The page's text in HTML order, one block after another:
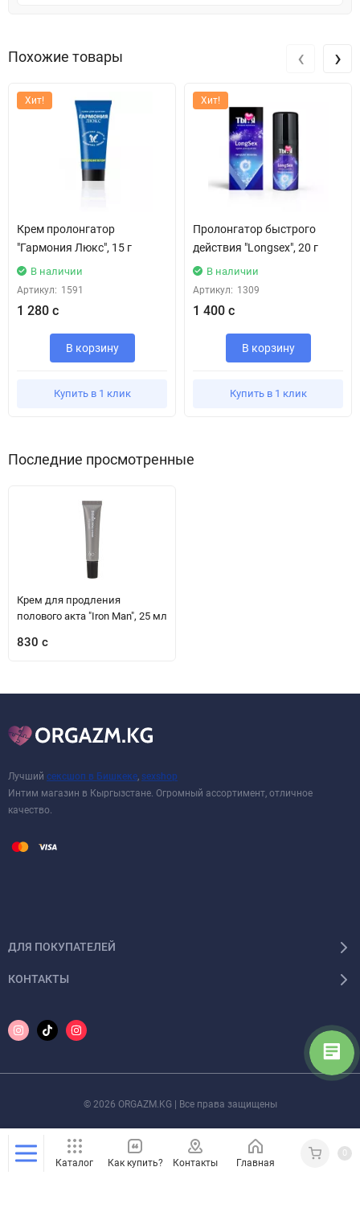
Похожие товары
Хит!
Крем пролонгатор
"Гармония Люкс", 15 г
В наличии
Артикул: 1591
1 280 с
В корзину
Купить в 1 клик
Хит!
Пролонгатор быстрого
действия "Longsex", 20 г
В наличии
Артикул: 1309
1 400 с
В корзину
Купить в 1 клик
‹ ›
Последние просмотренные
Крем для продления
полового акта "Iron Man", 25 мл
830 с
Лучший сексшоп в Бишкеке sexshop
Интим магазин в Кыргызстане. Огромный ассортимент, отличное
качество.
ДЛЯ ПОКУПАТЕЛЕЙ
КОНТАКТЫ
© 2026 ORGAZM.KG | Все права защищены
Каталог Как купить? Контакты Главная Кабинет
0